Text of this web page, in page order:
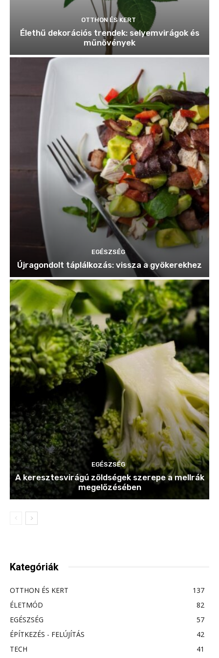
OTTHON ÉS KERT
Élethű dekorációs trendek: selyemvirágok és
műnövények
EGÉSZSÉG
Újragondolt táplálkozás: vissza a gyökerekhez
EGÉSZSÉG
A keresztesvirágú zöldségek szerepe a mellrák
megelőzésében
Kategóriák
OTTHON ÉS KERT
137
ÉLETMÓD
82
EGÉSZSÉG
57
ÉPÍTKEZÉS - FELÚJÍTÁS
42
TECH
41